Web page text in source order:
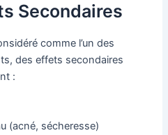
Secondaires
comme l’un des
des effets secondaires
:
(acné, sécheresse)